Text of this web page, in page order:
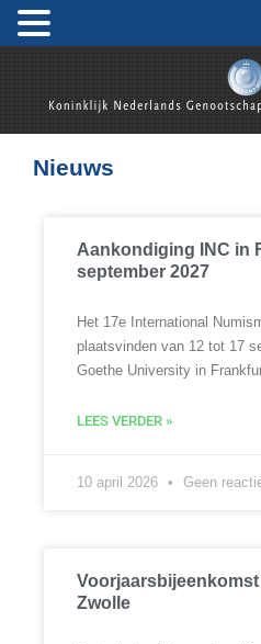
Koninklijk Nederlands
Nieuws
Aankondiging INC in
september 2027
Het 17e International
plaatsvinden van 12 tot 17
Goethe University in
LEES VERDER »
10 april 2026 Geen
Voorjaarsbijeenkomst
Zwolle